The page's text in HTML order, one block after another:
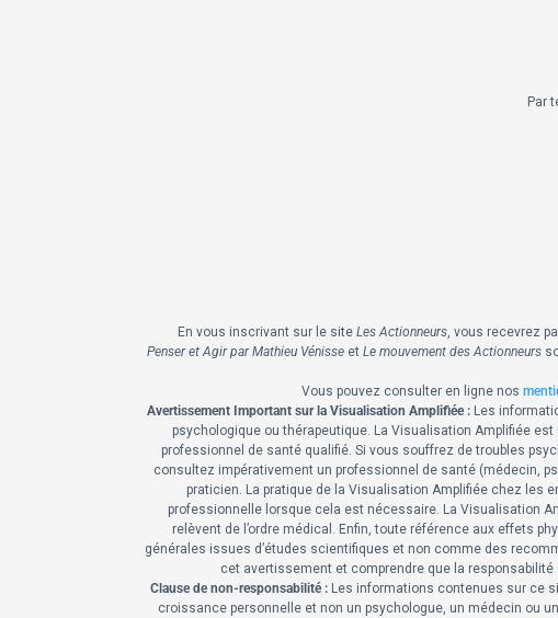
Par
En vous inscrivant sur le site Les Actionneurs, vous recevrez
Penser et Agir par Mathieu Vénisse et Le mouvement des Actionneurs
Vous pouvez consulter en ligne nos
Avertissement Important sur la Visualisation Amplifiée : Les
psychologique ou thérapeutique. La Visualisation Amplifiée
professionnel de santé qualifié. Si vous souffrez de troubles
consultez impérativement un professionnel de santé (médecin,
praticien. La pratique de la Visualisation Amplifiée chez les
professionnelle lorsque cela est nécessaire. La Visualisation
relèvent de l’ordre médical. Enfin, toute référence aux effets
générales issues d’études scientifiques et non comme des
cet avertissement et comprendre que la
Clause de non-responsabilité : Les informations contenues sur ce
croissance personnelle et non un psychologue, un médecin ou